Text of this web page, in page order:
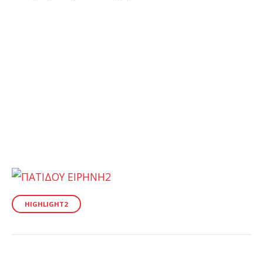
HIGHLIGHT2